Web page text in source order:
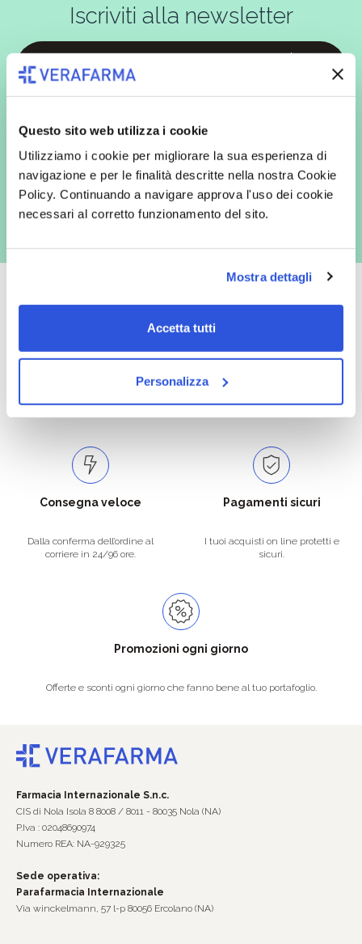
Questo sito web utilizza i cookie
Utilizziamo i cookie per migliorare la sua esperienza di
navigazione e per le finalità descritte nella nostra Cookie
Policy. Continuando a navigare approva l'uso dei cookie
necessari al corretto funzionamento del sito.
Mostra dettagli
Accetta tutti
Personalizza
Iscriviti alla newsletter
In qualità di interessato, avendo letto l’informativaPrivacy Policy
espressamente al trattamento dei miei dati personali per finalità
commerciali da parte di Verafarma, tra cui invio di comunicazioni
marketing (con modalità telematiche - quali ad es. newsletter ed e-mail
con inviti e comunicazioni commerciali - e modalità tradizionali, quali ad
es. posta cartacea)
Catalogo prodotti ampio e completo
Con un acquisto minimo di 29.90 €
Spedizioni in tutta Europa a 20€.
Consegna veloce
Dalla conferma dell’ordine al
corriere in 24/96 ore.
Pagamenti sicuri
I tuoi acquisti on line protetti e
sicuri.
Promozioni ogni giorno
Offerte e sconti ogni giorno che fanno bene al tuo portafoglio.
Farmacia Internazionale S.n.c.
CIS di Nola Isola 8 8008 / 8011 - 80035 Nola (NA)
P.Iva : 02048690974
Numero REA: NA-929325
Sede operativa:
Parafarmacia Internazionale
Via winckelmann, 57 l-p 80056 Ercolano (NA)